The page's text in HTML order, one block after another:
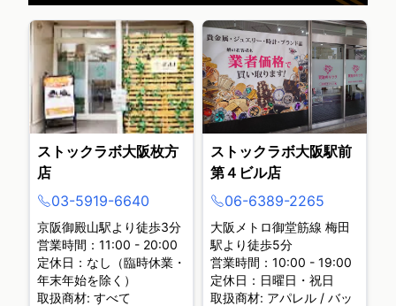
ストックラボ大阪枚方
店
03-5919-6640
京阪御殿山駅より徒歩3分
営業時間：11:00 - 20:00
定休日：なし（臨時休業・
年末年始を除く）
取扱商材: すべて
ストックラボ大阪駅前
第４ビル店
06-6389-2265
大阪メトロ御堂筋線 梅田
駅より徒歩5分
営業時間：10:00 - 19:00
定休日：日曜日・祝日
取扱商材: アパレル / バッ